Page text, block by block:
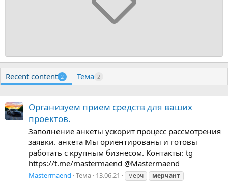
Recent content 2 Тема 2
Организуем прием средств для ваших
проектов.
Заполнение анкеты ускорит процесс рассмотрения
заявки. анкета Мы ориентированы и готовы
работать с крупным бизнесом. Контакты: tg
https://t.me/mastermaend @Mastermaend
Mastermaend Тема 13.06.21 мерч
мерчант